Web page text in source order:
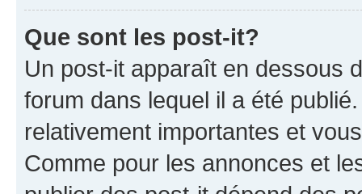
Que sont les post-it?
Un post-it apparaît en dessous
forum dans lequel il a été
relativement importantes et
Comme pour les annonces et